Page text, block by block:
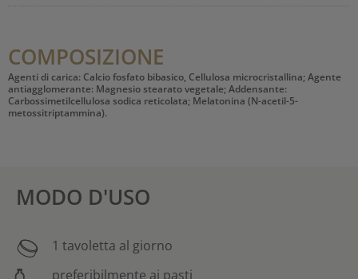
COMPOSIZIONE
Agenti di carica: Calcio fosfato bibasico, Cellulosa microcristallina; Agente
antiagglomerante: Magnesio stearato vegetale; Addensante:
Carbossimetilcellulosa sodica reticolata; Melatonina (N-acetil-5-
metossitriptammina).
MODO D'USO
1 tavoletta al giorno
preferibilmente ai pasti